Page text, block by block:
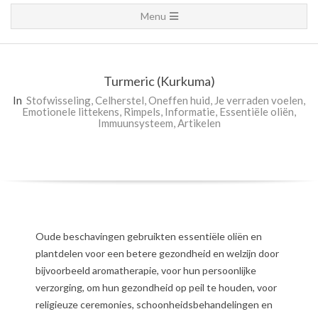
Navigation
Menu
Menu
Turmeric (Kurkuma)
In Stofwisseling,Celherstel,Oneffen huid, Je verraden voelen,
Emotionele littekens, Rimpels, Informatie, Essentiële oliën,
Immuunsysteem,Artikelen
Oude beschavingen gebruikten essentiële oliën en
plantdelen voor een betere gezondheid en welzijn door
bijvoorbeeld aromatherapie, voor hun persoonlijke
verzorging, om hun gezondheid op peil te houden, voor
religieuze ceremonies, schoonheidsbehandelingen en